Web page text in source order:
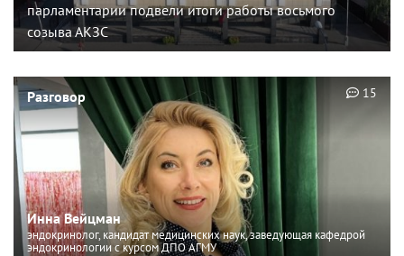
парламентарии подвели итоги работы восьмого
созыва АКЗС
Разговор
Инна Вейцман
эндокринолог, кандидат медицинских наук, заведующая кафедрой
эндокринологии с курсом ДПО АГМУ
15